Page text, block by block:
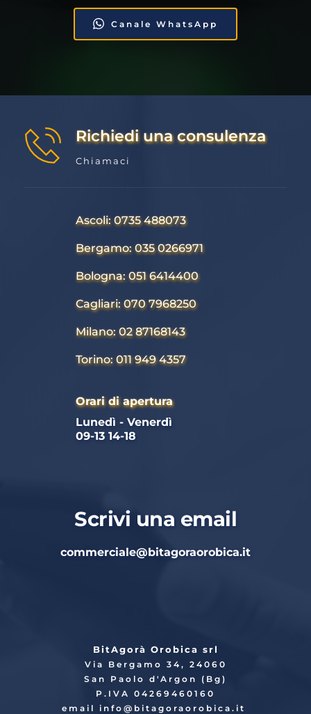
Canale WhatsApp
Richiedi una consulenza
Chiamaci
Ascoli: 0735 488073
Bergamo: 035 0266971
Bologna: 051 6414400
Cagliari: 070 7968250
Milano: 02 87168143
Torino: 011 949 4357
Orari di apertura
Lunedì - Venerdì
09-13 14-18
Scrivi una email
commerciale@bitagoraorobica.it
BitAgorà Orobica srl
Via Bergamo 34, 24060
San Paolo d'Argon (Bg)
P.IVA 04269460160
email info @bitagoraorobica.it